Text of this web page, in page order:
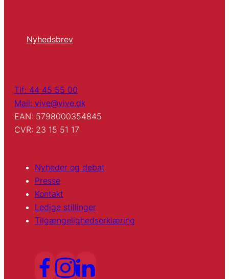
Nyhedsbrev
Tlf: 44 45 55 00
Mail: vive@vive.dk
EAN: 5798000354845
CVR: 23 15 51 17
Nyheder og debat
Presse
Kontakt
Ledige stillinger
Tilgængelighedserklæring